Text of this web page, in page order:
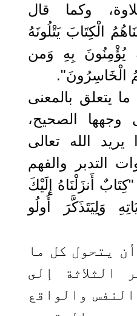
وكما قال
الْكِتَابَ يَتْلُونَهُ
يُؤْمِنُونَ بِهِ وَمن
الْخَاسِرُونَ".
يتعلق بالمعنى
وجهها الصحيح،
الله تعالى
التدبر والفهم
أَنزَلْنَاهُ إِلَيْكَ
وَلِيَتَذَكَّرَ أُولُو
يتحول كل ما
الثلاثة إلى
والواقع